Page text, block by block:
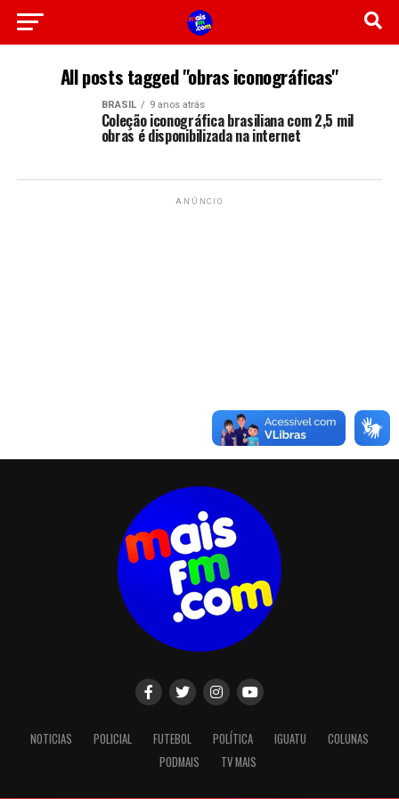
All posts tagged "obras iconográficas"
BRASIL 9 anos atrás
Coleção iconográfica brasiliana com 2,5 mil
obras é disponibilizada na internet
ANÚNCIO
NOTICIAS POLICIAL FUTEBOL POLÍTICA IGUATU
COLUNAS
PODMAIS
TV MAIS